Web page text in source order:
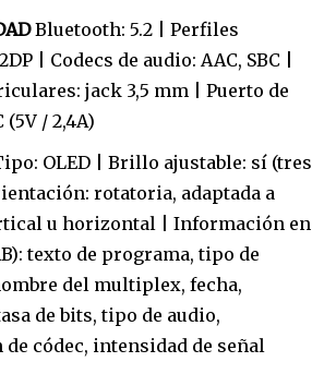
Bluetooth: 5.2 | Perfiles
| Codecs de audio: AAC, SBC |
jack 3,5 mm | Puerto de
(5V / 2,4A)
OLED | Brillo ajustable: sí (tres
rotatoria, adaptada a
u horizontal | Información en
texto de programa, tipo de
del multiplex, fecha,
de bits, tipo de audio,
códec, intensidad de señal